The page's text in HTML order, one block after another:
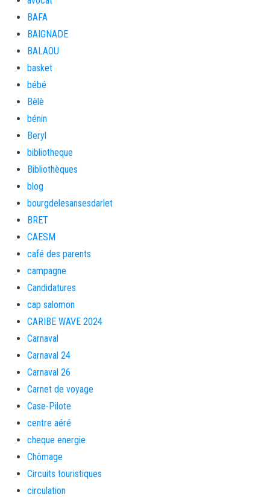
BAFA
BAIGNADE
BALAOU
basket
bébé
Bèlè
bénin
Beryl
bibliotheque
Bibliothèques
blog
bourgdelesansesdarlet
BRET
CAESM
café des parents
campagne
Candidatures
cap salomon
CARIBE WAVE 2024
Carnaval
Carnaval 24
Carnaval 26
Carnet de voyage
Case-Pilote
centre aéré
cheque energie
Chômage
Circuits touristiques
circulation